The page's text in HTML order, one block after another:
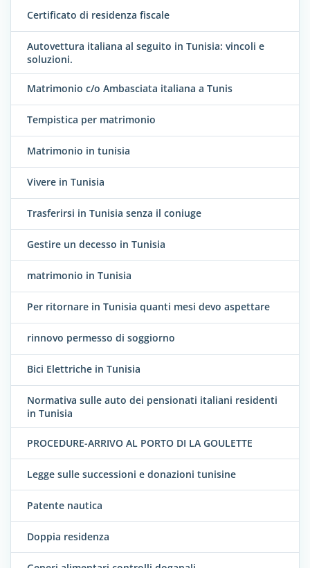
Certificato di residenza fiscale
Autovettura italiana al seguito in Tunisia: vincoli e
soluzioni.
Matrimonio c/o Ambasciata italiana a Tunis
Tempistica per matrimonio
Matrimonio in tunisia
Vivere in Tunisia
Trasferirsi in Tunisia senza il coniuge
Gestire un decesso in Tunisia
matrimonio in Tunisia
Per ritornare in Tunisia quanti mesi devo aspettare
rinnovo permesso di soggiorno
Bici Elettriche in Tunisia
Normativa sulle auto dei pensionati italiani residenti
in Tunisia
PROCEDURE-ARRIVO AL PORTO DI LA GOULETTE
Legge sulle successioni e donazioni tunisine
Patente nautica
Doppia residenza